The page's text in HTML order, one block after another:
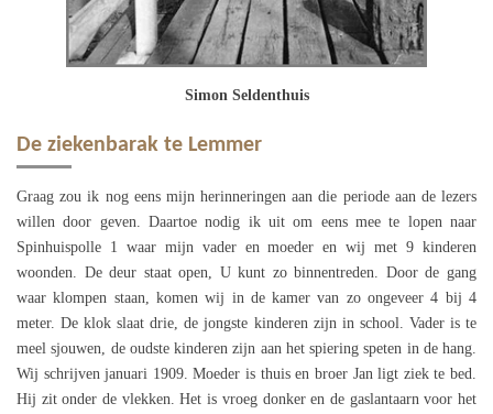
Simon Seldenthuis
De ziekenbarak te Lemmer
Graag zou ik nog eens mijn herinneringen aan die periode aan de lezers
willen door geven. Daartoe nodig ik uit om eens mee te lopen naar
Spinhuispolle 1 waar mijn vader en moeder en wij met 9 kinderen
woonden. De deur staat open, U kunt zo binnentreden. Door de gang
waar klompen staan, komen wij in de kamer van zo ongeveer 4 bij 4
meter. De klok slaat drie, de jongste kinderen zijn in school. Vader is te
meel sjouwen, de oudste kinderen zijn aan het spiering speten in de hang.
Wij schrijven januari 1909. Moeder is thuis en broer Jan ligt ziek te bed.
Hij zit onder de vlekken. Het is vroeg donker en de gaslantaarn voor het